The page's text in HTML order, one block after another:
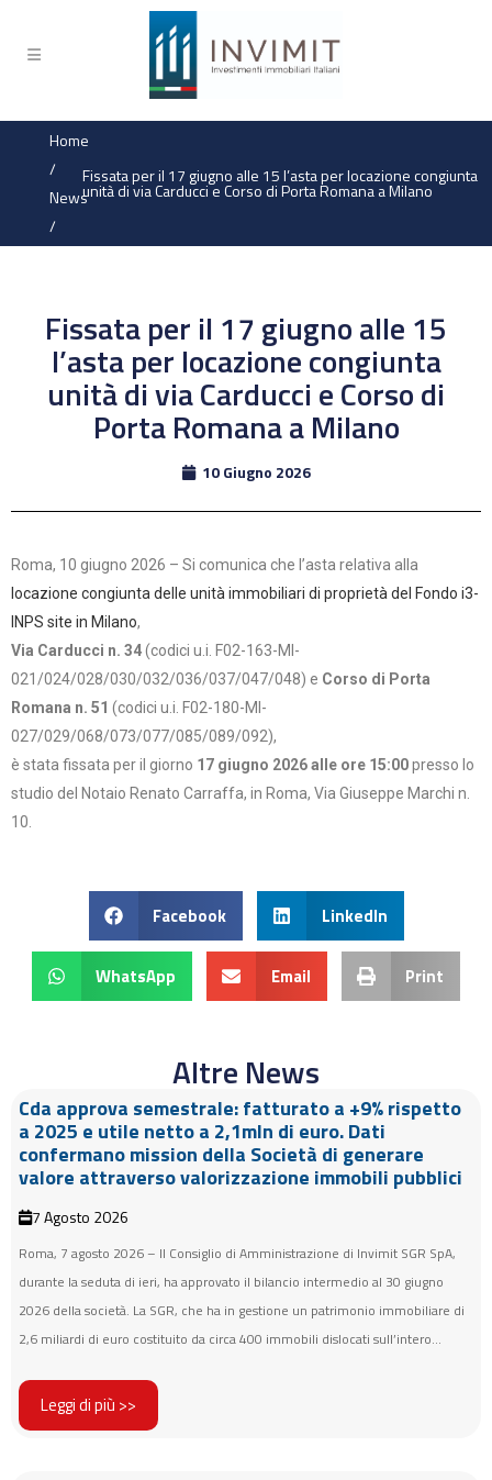
Home
/
News
/
Fissata per il 17 giugno alle 15 l’asta per locazione congiunta
unità di via Carducci e Corso di Porta Romana a Milano
Fissata per il 17 giugno alle 15
l’asta per locazione congiunta
unità di via Carducci e Corso di
Porta Romana a Milano
10 Giugno 2026
Roma, 10 giugno 2026 – Si comunica che l’asta relativa alla
locazione congiunta delle unità immobiliari di proprietà del Fondo i3-
INPS site in Milano,
Via Carducci n. 34(codici u.i. F02-163-MI-
021/024/028/030/032/036/037/047/048) e Corso di Porta
Romana n. 51 (codici u.i. F02-180-MI-
027/029/068/073/077/085/089/092),
è stata fissata per il giorno 17 giugno 2026 alle ore 15:00presso lo
studio del Notaio Renato Carraffa, in Roma, Via Giuseppe Marchi n.
10.
Facebook LinkedIn
WhatsApp Email Print
Altre News
Cda approva semestrale: fatturato a +9% rispetto
a 2025 e utile netto a 2,1mln di euro. Dati
confermano mission della Società di generare
valore attraverso valorizzazione immobili pubblici
7 Agosto 2026
Roma, 7 agosto 2026 – Il Consiglio di Amministrazione di Invimit SGR SpA,
durante la seduta di ieri, ha approvato il bilancio intermedio al 30 giugno
2026 della società. La SGR, che ha in gestione un patrimonio immobiliare di
2,6 miliardi di euro costituito da circa 400 immobili dislocati sull’intero...
Leggi di più >>